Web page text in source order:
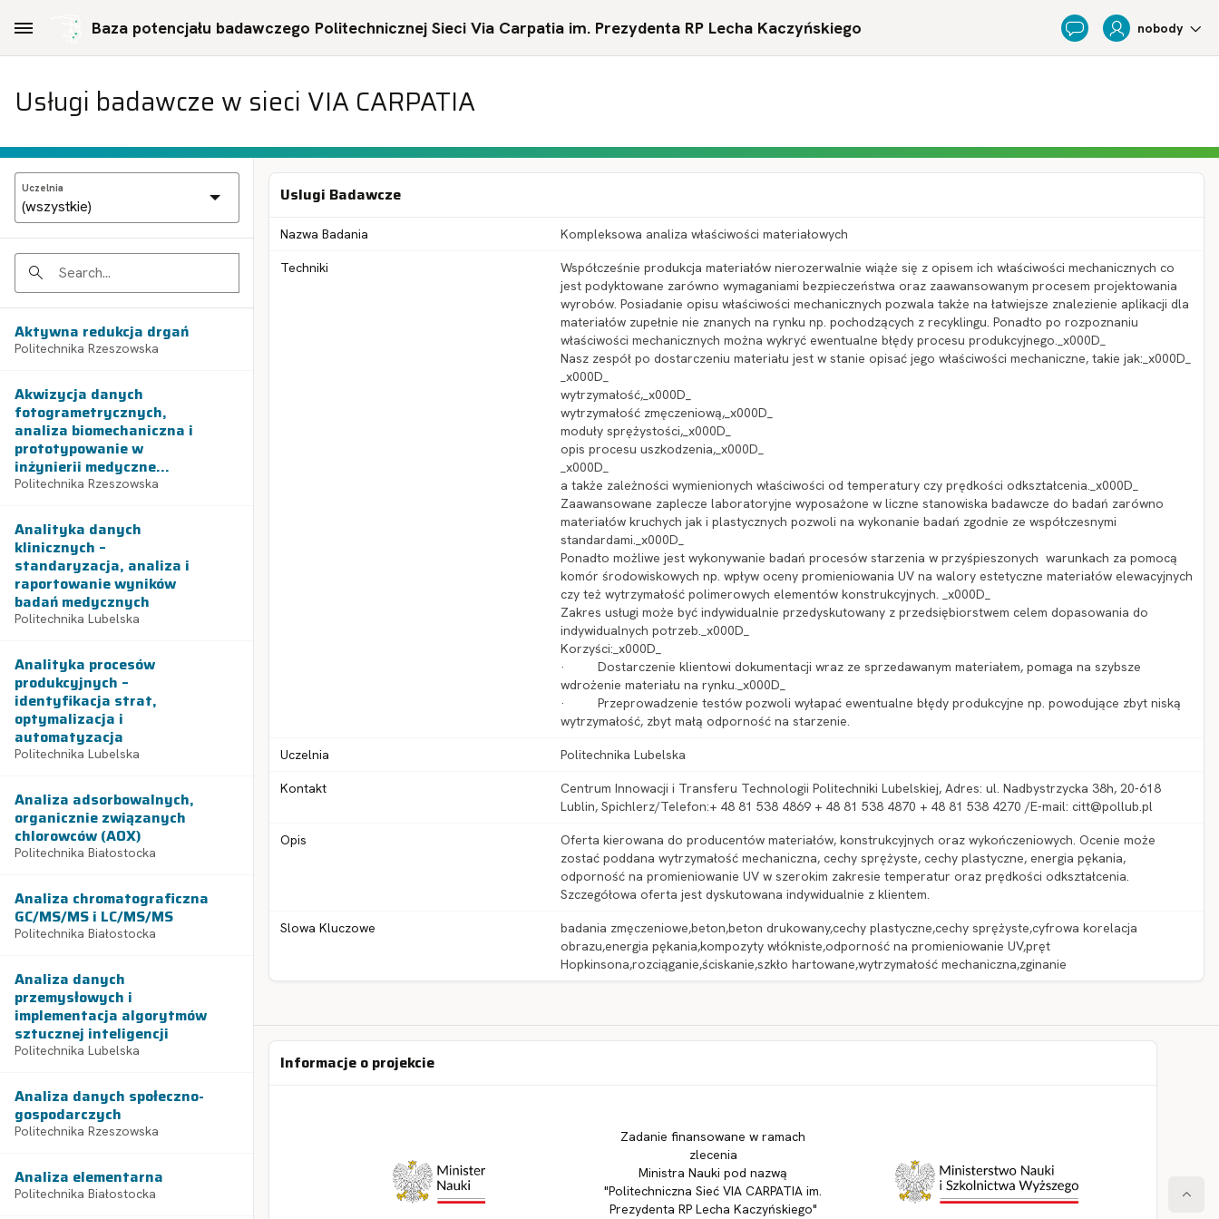
Baza potencjału badawczego Politechnicznej Sieci Via Carpatia im. Prezydenta RP Lecha Kaczyńskiego Feedback nobody
Usługi badawcze w sieci VIA CARPATIA
Uczelnia
Search
Aktywna redukcja drgań
Politechnika Rzeszowska
Akwizycja danych
fotogrametrycznych,
analiza biomechaniczna i
prototypowanie w
inżynierii medyczne...
Politechnika Rzeszowska
Analityka danych
klinicznych –
standaryzacja, analiza i
raportowanie wyników
badań medycznych
Politechnika Lubelska
Analityka procesów
produkcyjnych –
identyfikacja strat,
optymalizacja i
automatyzacja
Politechnika Lubelska
Analiza adsorbowalnych,
organicznie związanych
chlorowców (AOX)
Politechnika Białostocka
Analiza chromatograficzna
GC/MS/MS i LC/MS/MS
Politechnika Białostocka
Analiza danych
przemysłowych i
implementacja algorytmów
sztucznej inteligencji
Politechnika Lubelska
Analiza danych społeczno-
gospodarczych
Politechnika Rzeszowska
Analiza elementarna
Politechnika Białostocka
Uslugi Badawcze
Nazwa Badania Kompleksowa analiza właściwości materiałowych
Techniki
Współcześnie produkcja materiałów nierozerwalnie wiąże się z opisem ich właściwości mechanicznych co
jest podyktowane zarówno wymaganiami bezpieczeństwa oraz zaawansowanym procesem projektowania
wyrobów. Posiadanie opisu właściwości mechanicznych pozwala także na łatwiejsze znalezienie aplikacji dla
materiałów zupełnie nie znanych na rynku np. pochodzących z recyklingu. Ponadto po rozpoznaniu
właściwości mechanicznych można wykryć ewentualne błędy procesu produkcyjnego._x000D_
Nasz zespół po dostarczeniu materiału jest w stanie opisać jego właściwości mechaniczne, takie jak:_x000D_
_x000D_
wytrzymałość,_x000D_
wytrzymałość zmęczeniową,_x000D_
moduły sprężystości,_x000D_
opis procesu uszkodzenia,_x000D_
_x000D_
a także zależności wymienionych właściwości od temperatury czy prędkości odkształcenia._x000D_
Zaawansowane zaplecze laboratoryjne wyposażone w liczne stanowiska badawcze do badań zarówno
materiałów kruchych jak i plastycznych pozwoli na wykonanie badań zgodnie ze współczesnymi
standardami._x000D_
Ponadto możliwe jest wykonywanie badań procesów starzenia w przyśpieszonych warunkach za pomocą
komór środowiskowych np. wpływ oceny promieniowania UV na walory estetyczne materiałów elewacyjnych
czy też wytrzymałość polimerowych elementów konstrukcyjnych. _x000D_
Zakres usługi może być indywidualnie przedyskutowany z przedsiębiorstwem celem dopasowania do
indywidualnych potrzeb._x000D_
Korzyści:_x000D_
· Dostarczenie klientowi dokumentacji wraz ze sprzedawanym materiałem, pomaga na szybsze
wdrożenie materiału na rynku._x000D_
· Przeprowadzenie testów pozwoli wyłapać ewentualne błędy produkcyjne np. powodujące zbyt niską
wytrzymałość, zbyt małą odporność na starzenie.
Uczelnia Politechnika Lubelska
Kontakt
Centrum Innowacji i Transferu Technologii Politechniki Lubelskiej, Adres: ul. Nadbystrzycka 38h, 20-618
Lublin, Spichlerz/Telefon:+ 48 81 538 4869 + 48 81 538 4870 + 48 81 538 4270 /E-mail: citt@pollub.pl
Opis
Oferta kierowana do producentów materiałów, konstrukcyjnych oraz wykończeniowych. Ocenie może
zostać poddana wytrzymałość mechaniczna, cechy sprężyste, cechy plastyczne, energia pękania,
odporność na promieniowanie UV w szerokim zakresie temperatur oraz prędkości odkształcenia.
Szczegółowa oferta jest dyskutowana indywidualnie z klientem.
Slowa Kluczowe
badania zmęczeniowe,beton,beton drukowany,cechy plastyczne,cechy sprężyste,cyfrowa korelacja
obrazu,energia pękania,kompozyty włókniste,odporność na promieniowanie UV,pręt
Hopkinsona,rozciąganie,ściskanie,szkło hartowane,wytrzymałość mechaniczna,zginanie
Informacje o projekcie
Zadanie finansowane w ramach
zlecenia
Ministra Nauki pod nazwą
"Politechniczna Sieć VIA CARPATIA im.
Prezydenta RP Lecha Kaczyńskiego"